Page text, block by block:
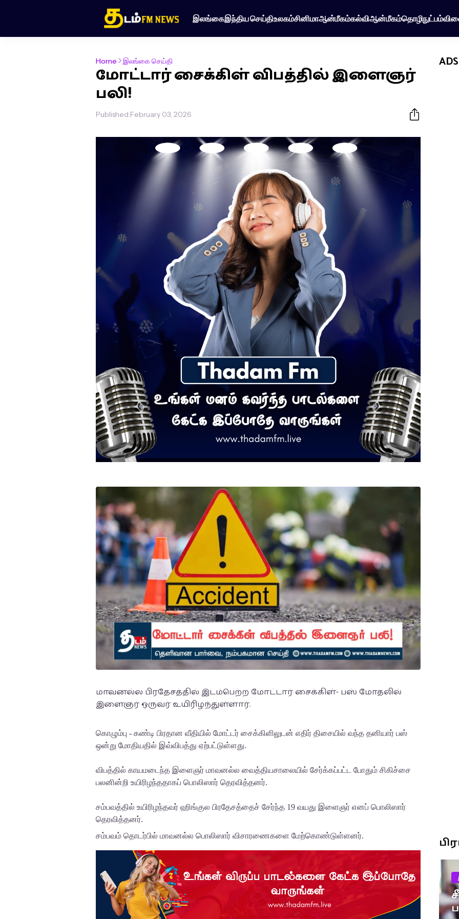
இலங்கைஇந்திய செய்திஉலகம்சினிமாஆன்மீகம்கல்விஆன்மீகம்தொழிநுட்பம்
Home இலங்கை செய்தி
மோட்டார் சைக்கிள் விபத்தில் இளைஞர்
பலி!
Published:February 03, 2026
மாவனல்ல பிரதேசத்தில் இடம்பெற்ற மோட்டார் சைக்கிள்- பஸ் மோதலில்
இளைஞர் ஒருவர் உயிரிழந்துள்ளார்.
கொழும்பு - கண்டி பிரதான வீதியில் மோட்டர் சைக்கிளிலுடன் எதிர் திசையில் வந்த தனியார் பஸ்
ஒன்று மோதியதில் இவ்விபத்து ஏற்பட்டுள்ளது.
விபத்தில் காயமடைந்த இளைஞர் மாவனல்ல வைத்தியசாலையில் சேர்க்கப்பட்ட போதும் சிகிச்சை
பலனின்றி உயிரிழந்ததாகப் பொலிஸார் தெரவித்தனர்.
சம்பவத்தில் உயிரிழந்தவர் ஹிங்குல பிரதேசத்தைச் சேர்ந்த 19 வயது இளைஞர் எனப் பொலிஸார்
தெரவித்தனர்.
சம்பவம் தொடர்பில் மாவனல்ல பொலிஸார் விசாரணைகளை மேற்கொண்டுள்ளனர்.
ADS